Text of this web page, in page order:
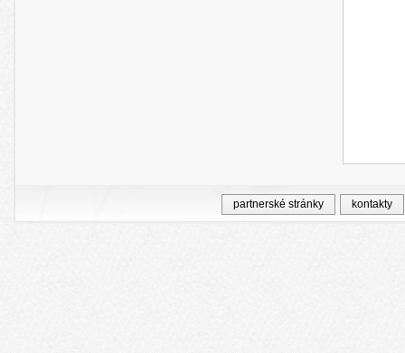
partnerské stránky kontakty